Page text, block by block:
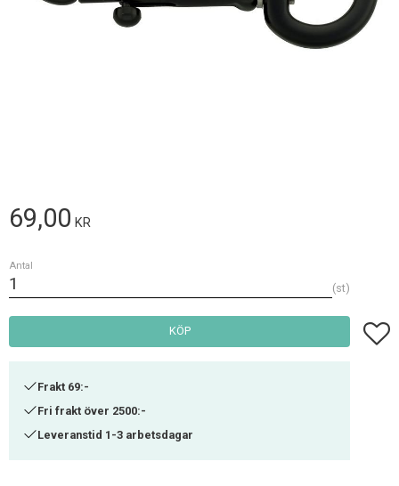
69,00 KR
Antal
st
KÖP Lägg
Frakt 69:-
Fri frakt över 2500:-
Leveranstid 1-3 arbetsdagar